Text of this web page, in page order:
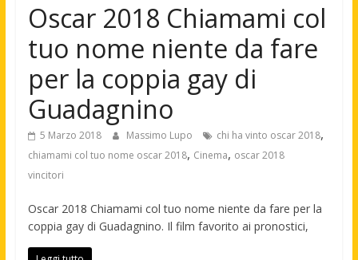
Oscar 2018 Chiamami col
tuo nome niente da fare
per la coppia gay di
Guadagnino
5 Marzo 2018 Massimo Lupo chi ha vinto oscar 2018,
chiamami col tuo nome oscar 2018, Cinema, oscar 2018
vincitori
Oscar 2018 Chiamami col tuo nome niente da fare per la
coppia gay di Guadagnino. Il film favorito ai pronostici,